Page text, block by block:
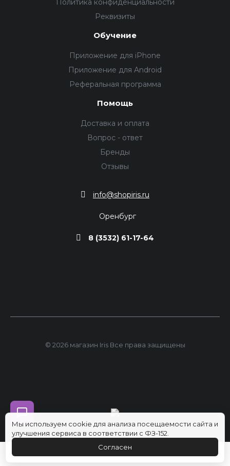
Политика конфиденциальности
Реквизиты
Обучение
Приложение для iPhone
Приложение для Android
Реферальная программа
Помощь
Доставка и оплата
Вопрос - ответ
Бренды
Отзывы
info@shopiris.ru
Оренбург
8 (3532) 61-17-64
© 2026 магазин Iris Все права защищены
Мы используем cookie для анализа посещаемости сайта и
улучшения сервиса в соответствии с ФЗ-152.
Согласен